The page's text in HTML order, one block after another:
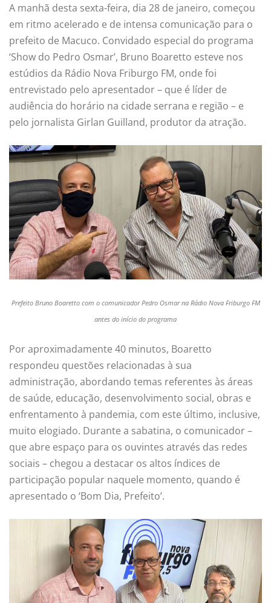
A manhã desta sexta-feira, dia 28 de janeiro, começou
em ritmo acelerado e de intensa comunicação para o
prefeito de Macuco. Convidado especial do programa
‘Show do Pedro Osmar’, Bruno Boaretto esteve nos
estúdios da Rádio Nova Friburgo FM, onde foi
entrevistado pelo apresentador – que é líder de
audiência do horário na cidade serrana e região – e
pelo jornalista Girlan Guilland, produtor da atração.
Prefeito Bruno Boaretto com o comunicador Pedro Osmar na Rádio Nova Friburgo FM
antes do início do programa
Por aproximadamente 40 minutos, Boaretto
respondeu questões relacionadas à sua
administração, abordando temas referentes às áreas
de saúde, educação, desenvolvimento social, obras e
enfrentamento à pandemia, com este último, inclusive,
muito elogiado. Durante a sabatina, o comunicador –
que abre espaço para os ouvintes através das redes
sociais – chegou a destacar os altos índices de
participação popular naquele momento, quando é
apresentado o ‘Bom Dia, Prefeito’.